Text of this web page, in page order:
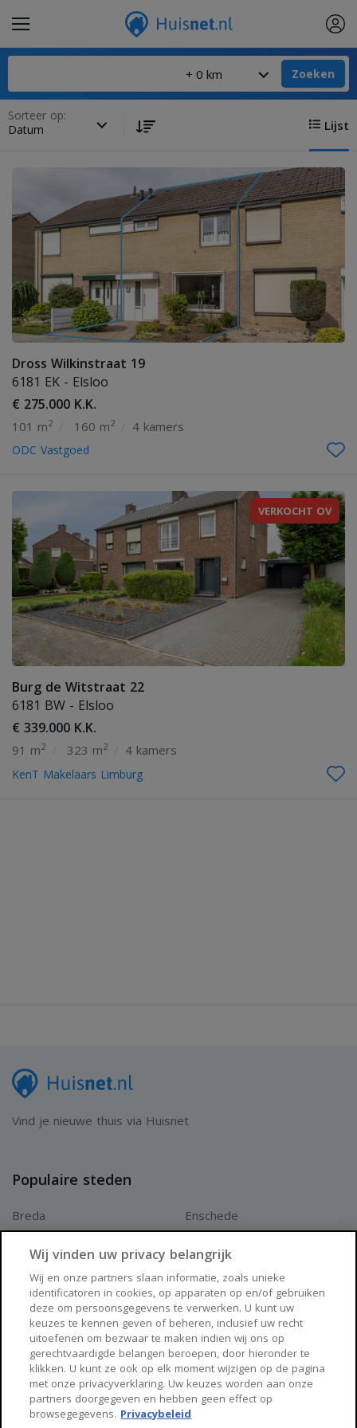
Zoeken
Sorteer op:
Lijst
Dross Wilkinstraat 19
6181 EK - Elsloo
€ 275.000 K.K.
101 m2 160 m2 4 kamers
ODC Vastgoed
VERKOCHT OV
Burg de Witstraat 22
6181 BW - Elsloo
€ 339.000 K.K.
91 m2 323 m2 4 kamers
KenT Makelaars Limburg
Vind je nieuwe thuis via Huisnet
Populaire steden
Breda
Arnhem
Enschede
Zwolle
Huisnet
Over Huisnet
Algemene voorwaarden
Wij vinden uw privacy belangrijk
Wij en onze partners slaan informatie, zoals unieke
identificatoren in cookies, op apparaten op en/of gebruiken
deze om persoonsgegevens te verwerken. U kunt uw
keuzes te kennen geven of beheren, inclusief uw recht
uitoefenen om bezwaar te maken indien wij ons op
gerechtvaardigde belangen beroepen, door hieronder te
klikken. U kunt ze ook op elk moment wijzigen op de pagina
met onze privacyverklaring. Uw keuzes worden aan onze
partners doorgegeven en hebben geen effect op
browsegegevens. Privacybeleid